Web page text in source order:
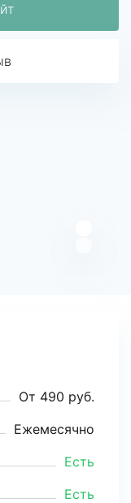
От 490 руб.
Ежемесячно
Есть
Есть